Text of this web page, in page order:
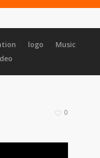
logo
Music
0